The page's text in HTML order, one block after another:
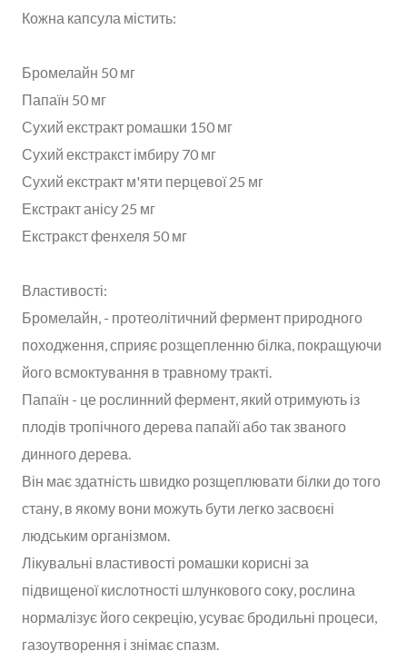
Кожна капсула містить:
Бромелайн 50 мг
Папаїн 50 мг
Сухий екстракт ромашки 150 мг
Сухий екстракст імбиру 70 мг
Сухий екстракт м'яти перцевої 25 мг
Екстракт анісу 25 мг
Екстракст фенхеля 50 мг
Властивості:
Бромелайн, - протеолітичний фермент природного
походження, сприяє розщепленню білка, покращуючи
його всмоктування в травному тракті.
Папаїн - це рослинний фермент, який отримують із
плодів тропічного дерева папайї або так званого
динного дерева.
Він має здатність швидко розщеплювати білки до того
стану, в якому вони можуть бути легко засвоєні
людським організмом.
Лікувальні властивості ромашки корисні за
підвищеної кислотності шлункового соку, рослина
нормалізує його секрецію, усуває бродильні процеси,
газоутворення і знімає спазм.